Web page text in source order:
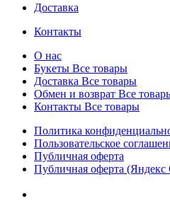
Доставка
Контакты
О нас
Букеты Все товары
Доставка Все товары
Обмен и возврат Все
Контакты Все товары
Политика
Пользовательское
Публичная оферта
Публичная оферта (Яндекс